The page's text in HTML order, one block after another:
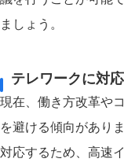
ましょう。
テレワークに対
現在、働き方改革や
を避ける傾向があり
対応するため、高速